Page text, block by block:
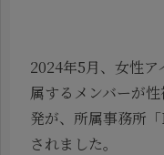
2024年5月、女性
属するメンバーが
発が、所属事務所
されました。